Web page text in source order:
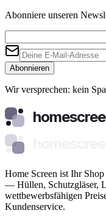
Abonniere unseren
Abonnieren
Wir versprechen: kein
Home Screen ist Ihr
— Hüllen, Schutzgläser,
wettbewerbsfähigen
Kundenservice.